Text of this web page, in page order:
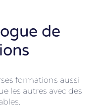
de
formations aussi
les autres avec des